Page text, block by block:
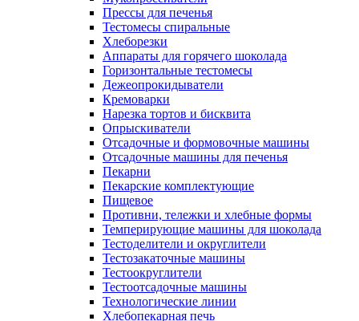
Прессы для печенья
Тестомесы спиральные
Хлеборезки
Аппараты для горячего шоколада
Горизонтальные тестомесы
Дежеопрокидыватели
Кремоварки
Нарезка тортов и бисквита
Опрыскиватели
Отсадочные и формовочные машины
Отсадочные машины для печенья
Пекарни
Пекарские комплектующие
Пищевое
Противни, тележки и хлебные формы
Темперирующие машины для шоколада
Тестоделители и округлители
Тестозакаточные машины
Тестоокруглители
Тестоотсадочные машины
Технологические линии
Хлебопекарная печь